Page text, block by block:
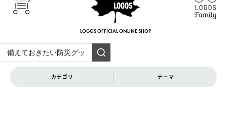
LOGOS OFFICIAL ONLINE SHOP
カテゴリ テーマ